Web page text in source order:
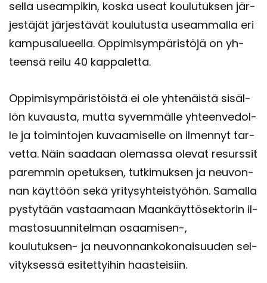
sel­la useam­pi­kin, koska useat kou­lu­tuk­sen jär­
jes­tä­jät jär­jes­tä­vät kou­lu­tus­ta useam­mal­la eri
kam­pusa­lu­eel­la. Op­pi­mi­sym­pä­ris­tö­jä on yh­
teen­sä reilu 40 kap­pa­let­ta.
Op­pi­mi­sym­pä­ris­töis­tä ei ole yh­te­näis­tä si­säl­
lön ku­vaus­ta, mutta sy­vem­mäl­le yh­teen­ve­dol­
le ja toi­min­to­jen ku­vaa­mi­sel­le on il­men­nyt tar­
vet­ta. Näin saa­daan ole­mas­sa ole­vat re­surs­sit
pa­rem­min ope­tuk­sen, tut­ki­muk­sen ja neu­von­
nan käyt­töön sekä yri­ty­syh­teis­työ­hön. Sa­mal­la
pys­ty­tään vas­taa­maan Maan­käyt­tö­sek­to­rin il­
mas­to­suun­ni­tel­man osaamisen-​,
koulutuksen-​ ja neu­von­nan­ko­ko­nai­suu­den sel­
vi­tyk­ses­sä esi­tet­tyi­hin haas­tei­siin.